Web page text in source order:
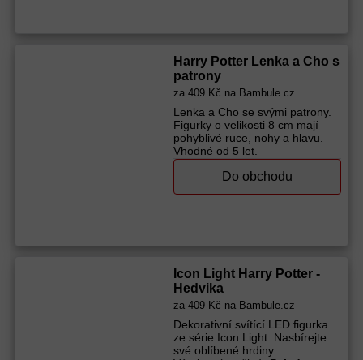
Rozměr balení: 15,5 x 13,5 x
Výrobce (značka):Epee
3 let Materiál: ABS PVS
Výrobce (značka):Yume
Harry Potter Lenka a Cho s
patrony
za 409 Kč na Bambule.cz
Lenka a Cho se svými patrony.
Figurky o velikosti 8 cm mají
pohyblivé ruce, nohy a hlavu.
Vhodné od 5 let.
Výrobce (značka):Spin Master
Harry PotterDo obchodu
Icon Light Harry Potter -
Hedvika
za 409 Kč na Bambule.cz
Dekorativní svítící LED figurka
ze série Icon Light. Nasbírejte
své oblíbené hrdiny.